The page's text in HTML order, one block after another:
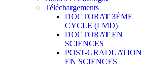
Téléchargements
DOCTORAT 3ÈME
CYCLE (LMD)
DOCTORAT EN
SCIENCES
POST-GRADUATION
EN SCIENCES